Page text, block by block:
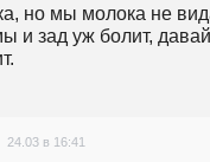
но мы молока не
и зад уж болит,
24.03 в 16:41